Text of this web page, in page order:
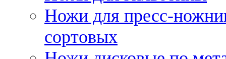
Ножи для пресс-
сортовых